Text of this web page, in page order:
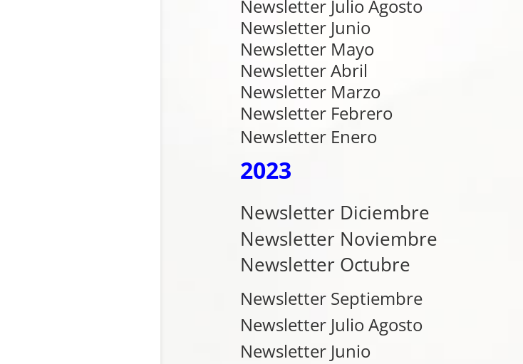
Newsletter Julio Agosto
Newsletter Junio
Newsletter Mayo
Newsletter Abril
Newsletter Marzo
Newsletter Febrero
Newsletter Enero
2023
Newsletter Diciembre
Newsletter Noviembre
Newsletter Octubre
Newsletter Septiembre
Newsletter Julio Agosto
Newsletter Junio